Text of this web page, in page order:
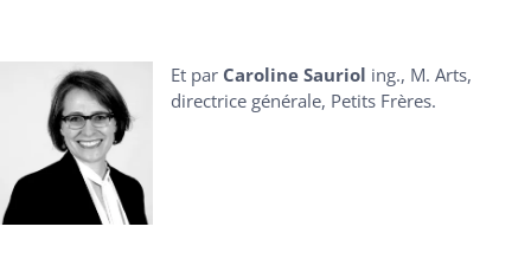
Et par Caroline Sauriol ing., M. Arts,
directrice générale, Petits Frères.